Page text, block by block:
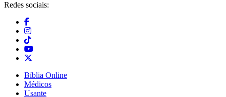
Redes sociais:
Bíblia Online
Médicos
Usante